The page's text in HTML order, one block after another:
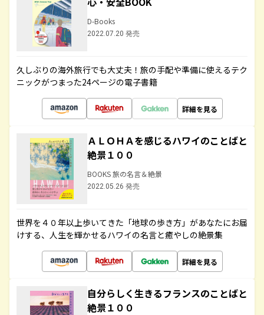
D-Books
2022.07.20 発売
久しぶりの海外旅行でも大丈夫！旅の手配や準備に使えるテク
ニックがつまった24ページの電子書籍
詳細を見る
ＡＬＯＨＡを感じるハワイのことばと
絶景１００
BOOKS 旅の名言＆絶景
2022.05.26 発売
世界を４０年以上歩いてきた「地球の歩き方」があなたにお届
けする、人生を輝かせるハワイの名言と癒やしの絶景集
詳細を見る
自分らしく生きるフランスのことばと
絶景１００